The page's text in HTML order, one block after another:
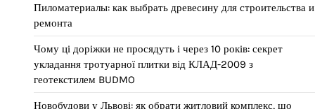
Пиломатериалы: как выбрать древесину для строительства и
ремонта
Чому ці доріжки не просядуть і через 10 років: секрет
укладання тротуарної плитки від КЛАД-2009 з
геотекстилем BUDMO
Новобудови у Львові: як обрати житловий комплекс, що